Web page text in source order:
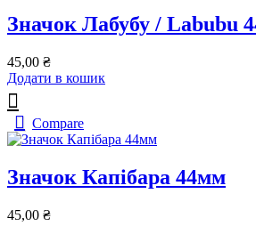
Значок Лабубу / Labubu
45,00 ₴
Додати в кошик
Compare
Значок Капібара 44мм
45,00 ₴